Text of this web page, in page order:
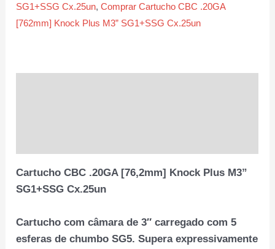
SG1+SSG Cx.25un,Comprar Cartucho CBC .20GA
[762mm] Knock Plus M3” SG1+SSG Cx.25un
Cartucho CBC .20GA [76,2mm] Knock Plus M3”
SG1+SSG Cx.25un
Cartucho com câmara de 3″ carregado com 5
esferas de chumbo SG5. Supera expressivamente